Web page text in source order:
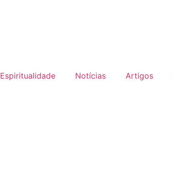
Espiritualidade Notícias Artigos